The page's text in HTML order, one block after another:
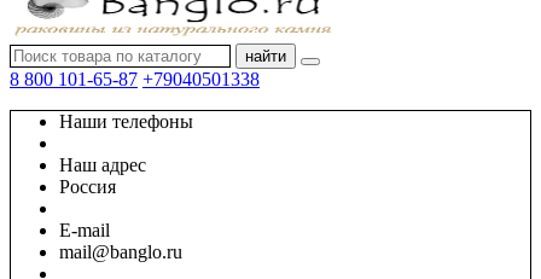
найти
8 800 101-65-87 +79040501338
Наши телефоны
Наш адрес
Россия
E-mail
mail@banglo.ru